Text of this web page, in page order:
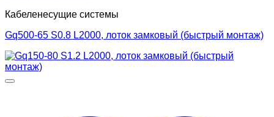
Кабеленесущие системы
Gq500-65 S0.8 L2000, лоток замковый (быстрый монтаж)